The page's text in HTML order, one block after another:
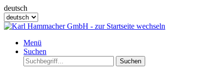
deutsch
Menü
Suchen
Suchen